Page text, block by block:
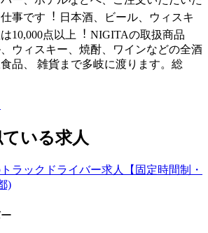
事です︕ ⽇本酒、ビール、ウィスキ
10,000点以上︕ NIGITAの取扱商品
ウィスキー、焼酎、ワインなどの全酒
品、 雑貨まで多岐に渡ります。総
いる求人
ラックドライバー求人【固定時間制・
)